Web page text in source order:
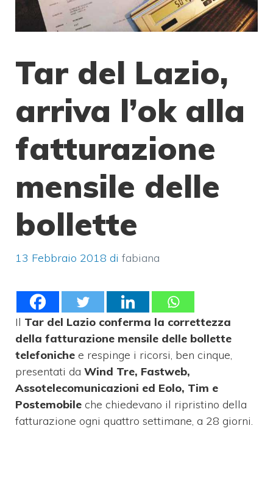
Tar del Lazio,
arriva l’ok alla
fatturazione
mensile delle
bollette
13 Febbraio 2018 di fabiana
Il Tar del Lazio conferma la correttezza
della fatturazione mensile delle bollette
telefoniche e respinge i ricorsi, ben cinque,
presentati da Wind Tre, Fastweb,
Assotelecomunicazioni ed Eolo, Tim e
Postemobile che chiedevano il ripristino della
fatturazione ogni quattro settimane, a 28 giorni.